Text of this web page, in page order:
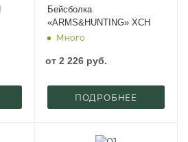
Бейсболка
«ARMS&HUNTING» ХСН
Много
от 2 226 руб.
ПОДРОБНЕЕ